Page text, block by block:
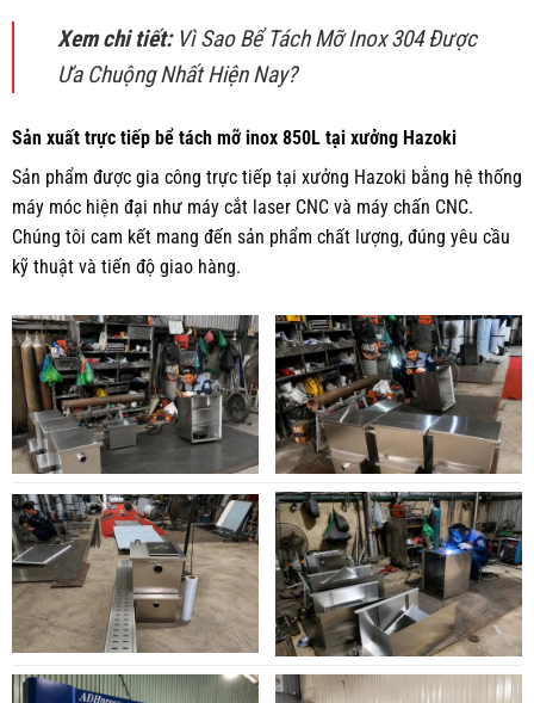
Xem chi tiết: Vì Sao Bể Tách Mỡ Inox 304 Được
Ưa Chuộng Nhất Hiện Nay?
Sản xuất trực tiếp bể tách mỡ inox 850L tại xưởng Hazoki
Sản phẩm được gia công trực tiếp tại xưởng Hazoki bằng hệ thống
máy móc hiện đại như máy cắt laser CNC và máy chấn CNC.
Chúng tôi cam kết mang đến sản phẩm chất lượng, đúng yêu cầu
kỹ thuật và tiến độ giao hàng.